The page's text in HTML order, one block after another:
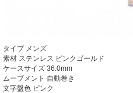
タイプ メンズ
素材 ステンレス ピンクゴールド
ケースサイズ 36.0mm
ムーブメント 自動巻き
文字盤色 ピンク